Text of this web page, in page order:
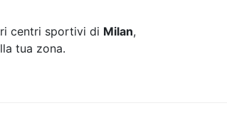
centri sportivi di Milan,
tua zona.